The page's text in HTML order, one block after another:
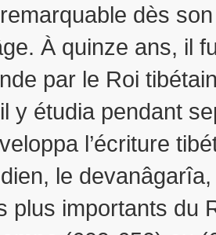
dès son
À quinze ans, il
par le Roi
y étudia pendant
l’écriture
le
plus importants du